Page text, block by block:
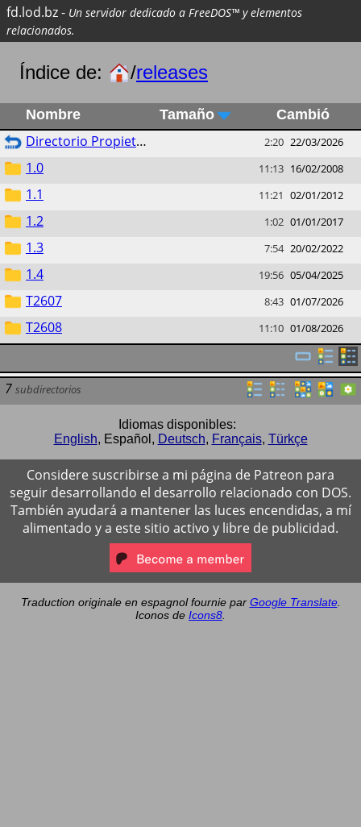
fd.lod.bz- Un servidor dedicado a FreeDOS™ y elementos
relacionados.
Índice de: /releases
Nombre Tamaño Cambió
Directorio Propietario 2:20 22/03/2026
1.0 11:13 16/02/2008
1.1 11:21 02/01/2012
1.2 1:02 01/01/2017
1.3 7:54 20/02/2022
1.4 19:56 05/04/2025
T2607 8:43 01/07/2026
T2608 11:10 01/08/2026
7 subdirectorios
Idiomas disponibles:
English, Español , Deutsch, Français, Türkçe
Considere suscribirse a mi página de Patreon para
seguir desarrollando el desarrollo relacionado con DOS.
También ayudará a mantener las luces encendidas, a mí
alimentado y a este sitio activo y libre de publicidad.
Traduction originale en espagnol fournie par Google Translate.
Iconos de Icons8